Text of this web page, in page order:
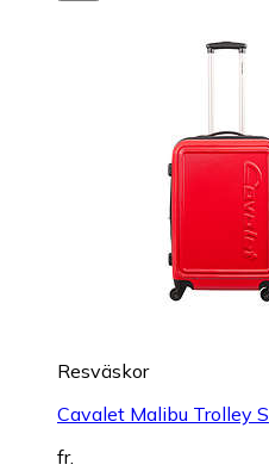
Resväskor
Cavalet Malibu Trolley S
fr.